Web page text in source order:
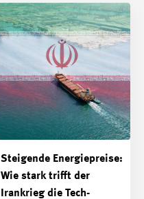
Steigende Energiepreise:
Wie stark trifft der
Irankrieg die Tech-